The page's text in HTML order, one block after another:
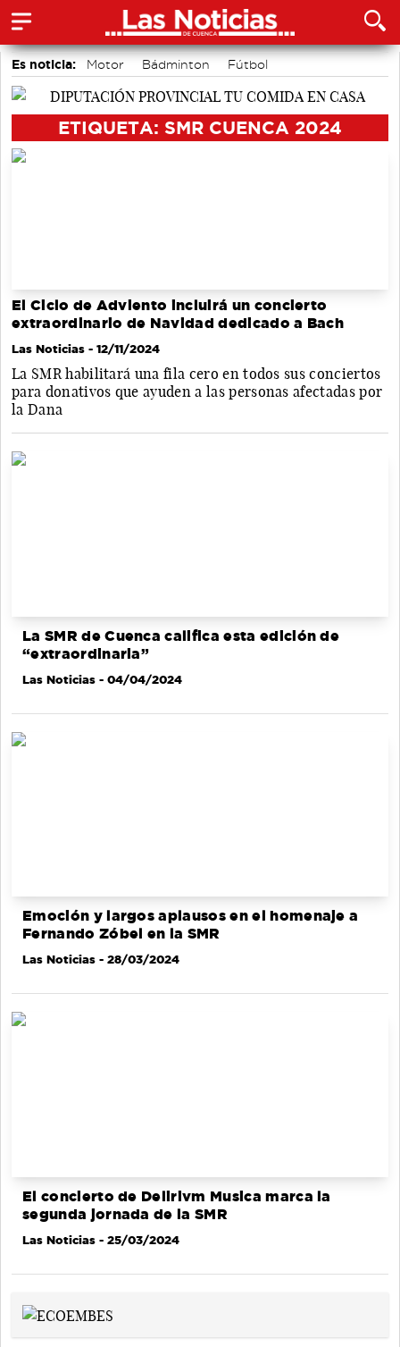
Es noticia: Motor Bádminton
Fútbol
Actividades culturales en Cuenca
ETIQUETA: SMR CUENCA 2024
El Ciclo de Adviento incluirá un concierto
extraordinario de Navidad dedicado a Bach
Las Noticias - 12/11/2024
La SMR habilitará una fila cero en todos sus conciertos
para donativos que ayuden a las personas afectadas por
la Dana
La SMR de Cuenca califica esta edición de
“extraordinaria”
Las Noticias - 04/04/2024
Emoción y largos aplausos en el homenaje a
Fernando Zóbel en la SMR
Las Noticias - 28/03/2024
El concierto de Delirivm Musica marca la
segunda jornada de la SMR
Las Noticias - 25/03/2024